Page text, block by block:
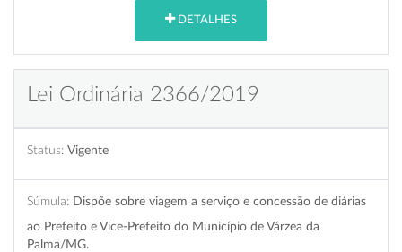
DETALHES
Lei Ordinária 2366/2019
Status: Vigente
Súmula: Dispõe sobre viagem a serviço e concessão de diárias
ao Prefeito e Vice-Prefeito do Município de Várzea da
Palma/MG.